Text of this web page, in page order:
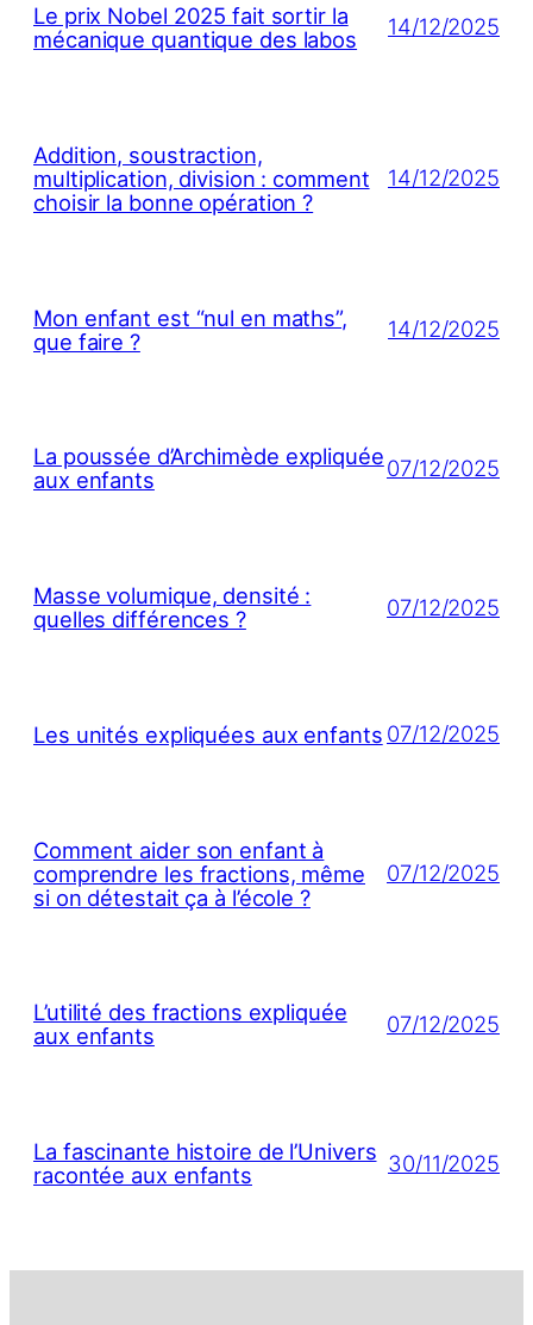
Le prix Nobel 2025 fait sortir la
mécanique quantique des labos
14/12/2025
Addition, soustraction,
multiplication, division : comment
choisir la bonne opération ?
14/12/2025
Mon enfant est “nul en maths”,
que faire ?
14/12/2025
La poussée d’Archimède expliquée
aux enfants
07/12/2025
Masse volumique, densité :
quelles différences ?
07/12/2025
Les unités expliquées aux enfants 07/12/2025
Comment aider son enfant à
comprendre les fractions, même
si on détestait ça à l’école ?
07/12/2025
L’utilité des fractions expliquée
aux enfants
07/12/2025
La fascinante histoire de l’Univers
racontée aux enfants
30/11/2025